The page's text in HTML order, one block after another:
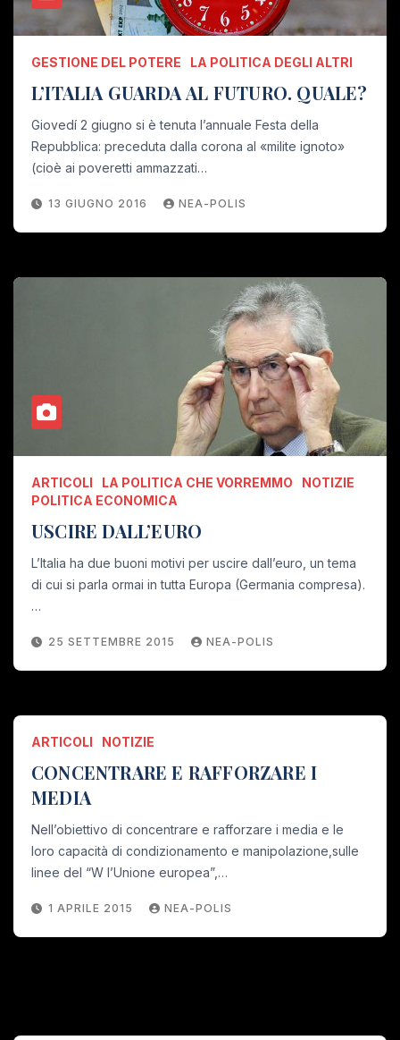
GESTIONE DEL POTERE LA POLITICA DEGLI ALTRI
L’ITALIA GUARDA AL FUTURO. QUALE?
Giovedí 2 giugno si è tenuta l’annuale Festa della
Repubblica: preceduta dalla corona al «milite ignoto»
(cioè ai poveretti ammazzati…
13 GIUGNO 2016 NEA-POLIS
ARTICOLI LA POLITICA CHE VORREMMO
NOTIZIE
POLITICA ECONOMICA
USCIRE DALL’EURO
L’Italia ha due buoni motivi per uscire dall’euro, un tema
di cui si parla ormai in tutta Europa (Germania compresa).
…
25 SETTEMBRE 2015 NEA-POLIS
ARTICOLI NOTIZIE
CONCENTRARE E RAFFORZARE I
MEDIA
Nell’obiettivo di concentrare e rafforzare i media e le
loro capacità di condizionamento e manipolazione,sulle
linee del “W l’Unione europea”,…
1 APRILE 2015 NEA-POLIS